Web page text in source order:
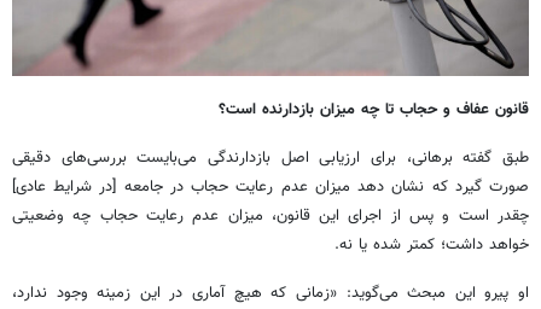
قانون عفاف و حجاب تا چه میزان بازدارنده است؟
طبق گفته برهانی، برای ارزیابی اصل بازدارندگی می‌بایست بررسی‌های دقیقی
صورت گیرد که نشان دهد میزان عدم رعایت حجاب در جامعه [در شرایط عادی]
چقدر است و پس از اجرای این قانون، میزان عدم رعایت حجاب چه وضعیتی
خواهد داشت؛ کمتر شده یا نه.
او پیرو این مبحث می‌گوید: «زمانی که هیچ آماری در این زمینه وجود ندارد،